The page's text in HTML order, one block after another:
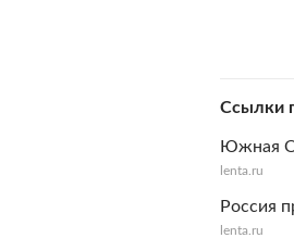
Ссылки
Южная
lenta.ru
Россия
lenta.ru